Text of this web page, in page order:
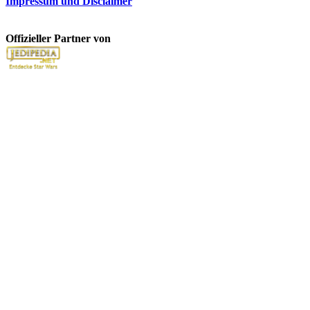
Offizieller Partner von